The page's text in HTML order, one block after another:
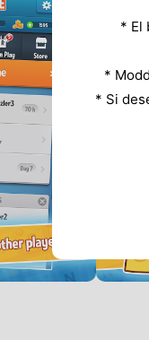
* El
*
* Si